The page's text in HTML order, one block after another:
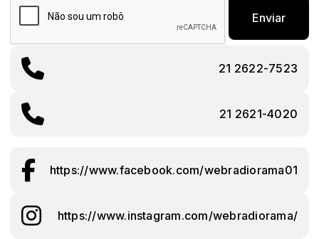
Enviar
21 2622-7523
21 2621-4020
https://www.facebook.com/webradiorama01
https://www.instagram.com/webradiorama/